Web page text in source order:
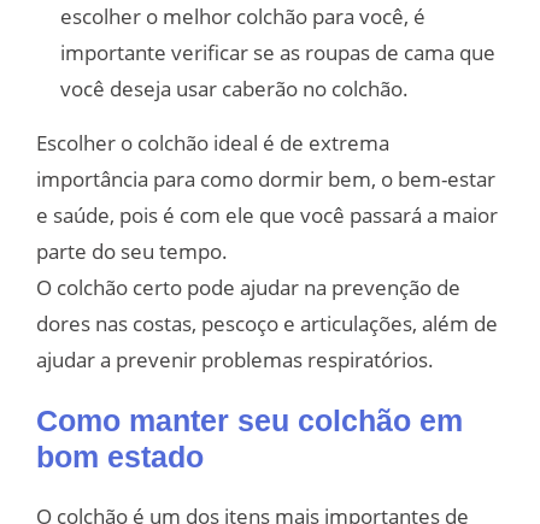
escolher o melhor colchão para você, é
importante verificar se as roupas de cama que
você deseja usar caberão no colchão.
Escolher o colchão ideal é de extrema
importância para como dormir bem, o bem-estar
e saúde, pois é com ele que você passará a maior
parte do seu tempo.
O colchão certo pode ajudar na prevenção de
dores nas costas, pescoço e articulações, além de
ajudar a prevenir problemas respiratórios.
Como manter seu colchão em
bom estado
O colchão é um dos itens mais importantes de